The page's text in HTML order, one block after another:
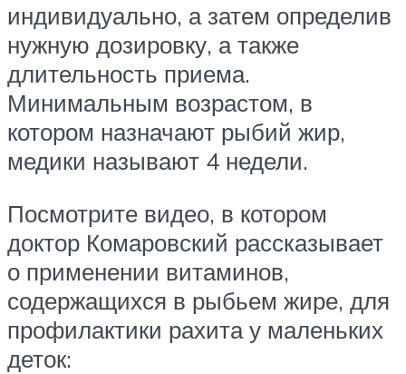
индивидуально, а затем определив
нужную дозировку, а также
длительность приема.
Минимальным возрастом, в
котором назначают рыбий жир,
медики называют 4 недели.
Посмотрите видео, в котором
доктор Комаровский рассказывает
о применении витаминов,
содержащихся в рыбьем жире, для
профилактики рахита у маленьких
деток: